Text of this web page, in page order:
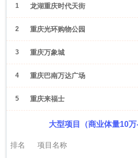
1 龙湖重庆时代天街
2 重庆光环购物公园
3 重庆万象城
4 重庆巴南万达广场
5 重庆来福士
大型项目（商业体量10万
排名 项目名称